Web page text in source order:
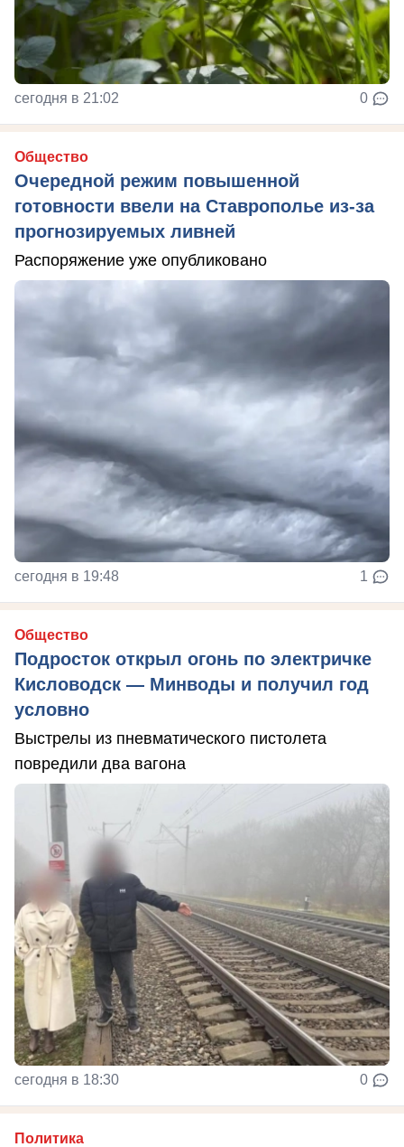
сегодня в 21:02 0
Общество
Очередной режим повышенной
готовности ввели на Ставрополье из-за
прогнозируемых ливней
Распоряжение уже опубликовано
сегодня в 19:48 1
Общество
Подросток открыл огонь по электричке
Кисловодск — Минводы и получил год
условно
Выстрелы из пневматического пистолета
повредили два вагона
сегодня в 18:30 0
Политика